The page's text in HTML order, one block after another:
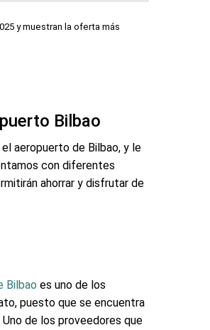
y muestran la oferta más
Bilbao
aeropuerto de Bilbao, y le
con diferentes
ahorrar y disfrutar de
Bilbao es uno de los
puesto que se encuentra
de los proveedores que